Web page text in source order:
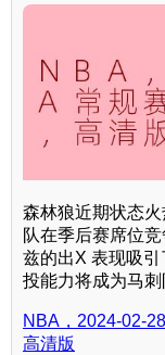
森林狼近期状态
队在季后赛席位
兹的出X 表现吸
投能力将成为马刺
NBA，2024-02-
高清版